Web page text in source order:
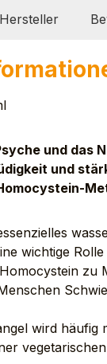
Hersteller
und das
und
wichtige
zu
wird